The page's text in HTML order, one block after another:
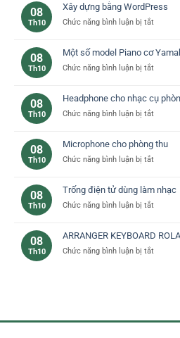
cơ
yamaha
–
chọn
tưởng
bạn
08
Th10
Xây dựng bằng WordPress
Chức năng bình luận bị tắtở
bằng
08
Th10
Một số model Piano cơ
Chức năng bình luận bị tắtở
model
Piano
Yamaha
Kawai
rẻ
08
Th10
Headphone cho nhạc cụ
Chức năng bình luận bị tắtở
nhạc
cụ
thu
08
Th10
Microphone cho phòng thu
Chức năng bình luận bị tắtở
phòng
thu
08
Th10
Trống điện tử dùng làm nhạc
Chức năng bình luận bị tắtở
tử
dùng
08
Th10
ARRANGER KEYBOARD
Chức năng bình luận bị tắtở